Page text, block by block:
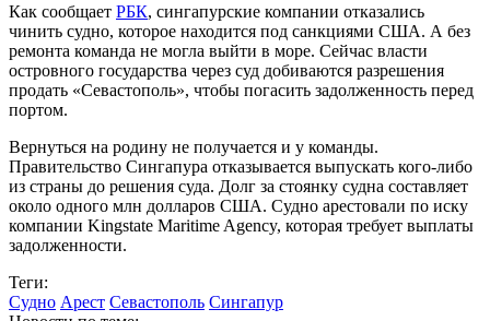
Как сообщает РБК, сингапурские компании отказались
чинить судно, которое находится под санкциями США. А без
ремонта команда не могла выйти в море. Сейчас власти
островного государства через суд добиваются разрешения
продать «Севастополь», чтобы погасить задолженность перед
портом.
Вернуться на родину не получается и у команды.
Правительство Сингапура отказывается выпускать кого-либо
из страны до решения суда. Долг за стоянку судна составляет
около одного млн долларов США. Судно арестовали по иску
компании Kingstate Maritime Agency, которая требует выплаты
задолженности.
Теги:
Судно Арест Севастополь Сингапур